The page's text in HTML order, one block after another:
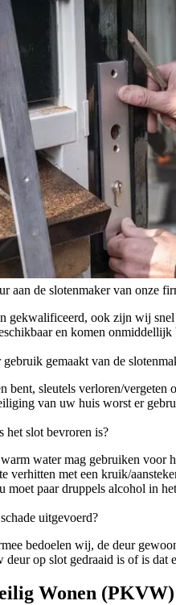
aan de slotenmaker van onze
gekwalificeerd, ook zijn wij
en komen onmiddellijk
gemaakt van de
bent, sleutels verloren/
van uw huis worst er
het slot bevroren is?
water mag gebruiken voor
verhitten met een kruik/
moet paar druppels alcohol in
uitgevoerd?
bedoelen wij, de deur
deur op slot gedraaid is of is
Wonen (PKVW)